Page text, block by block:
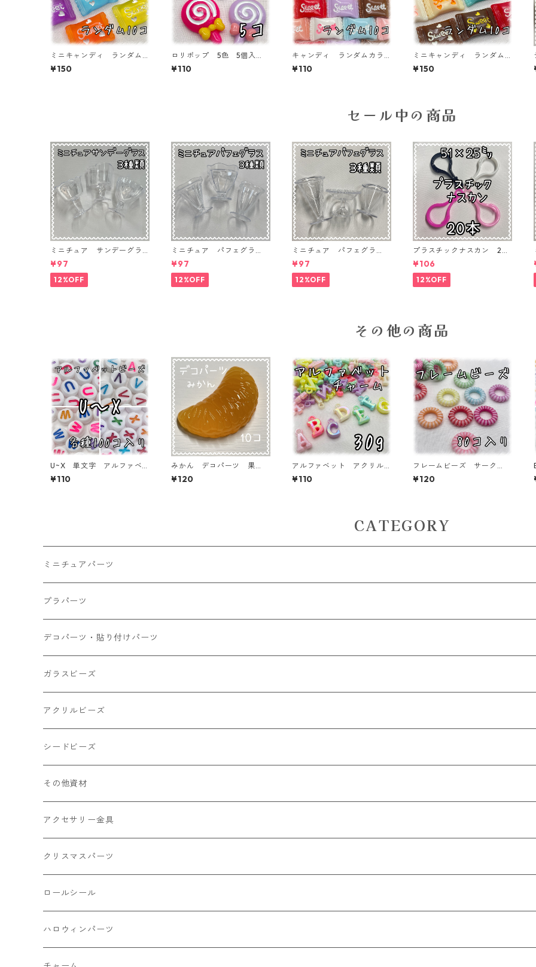
ミニキャンディ ランダム
カラーミックス クリア 1
0個入り デコパーツ 貼り
¥150
ロリポップ 5色 5個入
り デコパーツ 貼り付け
パーツ【DP-5-RPP-01】
¥110
キャンディ ランダムカラ
ーミックス 10個入り デ
コパーツ 貼り付けパーツ
¥110
ミニキャンディ ランダム
カラーミックス 10個入
り デコパーツ 貼り付け
¥150
セール中の商品
ミニチュア サンデーグラ
ス 3個入り【MNT-GLS-3P
-04】
¥97
12%OFF
ミニチュア パフェグラ
ス 3個入り【MNT-GLS-3P
-03】
¥97
12%OFF
ミニチュア パフェグラ
ス 3個入り【MNT-GLS-3P
-02】
¥97
12%OFF
プラスチックナスカン 20
本入り【PK-20】
¥106
12%OFF
その他の商品
U~X 単文字 アルファベ
ットビーズ 100個入り【A
B‐EA】
¥110
みかん デコパーツ 果
物 フルーツ 10個入り
貼り付けパーツ【DP-FU-O
¥120
アルファベット アクリル
チャーム オーロラタイ
プ 30ｇ 【ACM-EA-30
¥110
フレームビーズ サーク
ル ミックス 80個入り
【AB‐FU06】
¥120
CATEGORY
ミニチュアパーツ
大きいパーツ グラス系
小さいパーツ グラス系
小物
カップ
プラパーツ
ナスカン カニカン
リング イヤリング パーツ
チェーンパーツ
プラチャーム
デコパーツ・貼り付けパーツ
食べ物系
キャンディ
ドーナツ
パン
ゼリー
アニマル系
うさぎ
くま
スライス棒
フレーク カット済
シール付き
フルーツ系 野菜果物
お花
ミニパーツ ネイル
雑貨系
ガラスビーズ
ミレフィオリ
ランプワーク
キャッツアイ
アクリルビーズ
丸玉6㎜ ラウンド
丸玉8㎜ ラウンド
カボチャ
クラック
ソロバン型
アルファベット
単文字
シードビーズ
ミックス
2㎜
不透明
3㎜
不透明タイプ
ミックスタイプ
4㎜
その他資材
アクセサリー金具
カラー丸カン
10㎜
ボールチップ
ピアスパーツ
クリスマスパーツ
プラチャーム
デコパーツ 貼り付けパーツ
ロールシール
サンキュー
ハロウィンパーツ